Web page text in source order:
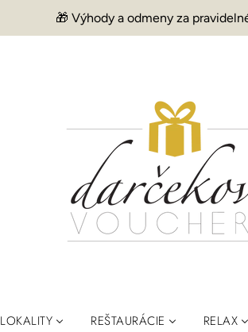
🎁 Výhody a odmeny za
LOKALITY REŠTAURÁCIE RELAX